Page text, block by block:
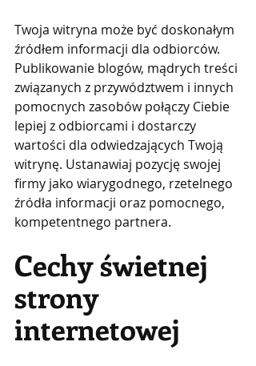
Twoja witryna może być doskonałym
źródłem informacji dla odbiorców.
Publikowanie blogów, mądrych treści
związanych z przywództwem i innych
pomocnych zasobów połączy Ciebie
lepiej z odbiorcami i dostarczy
wartości dla odwiedzających Twoją
witrynę. Ustanawiaj pozycję swojej
firmy jako wiarygodnego, rzetelnego
źródła informacji oraz pomocnego,
kompetentnego partnera.
Cechy świetnej
strony
internetowej